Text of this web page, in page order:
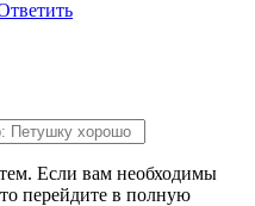
Если вам необходимы
перейдите в полную